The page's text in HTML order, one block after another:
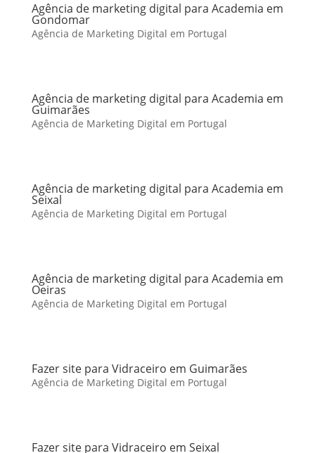
Agência de marketing digital para Academia em
Gondomar
Agência de Marketing Digital em Portugal
Agência de marketing digital para Academia em
Guimarães
Agência de Marketing Digital em Portugal
Agência de marketing digital para Academia em
Seixal
Agência de Marketing Digital em Portugal
Agência de marketing digital para Academia em
Oeiras
Agência de Marketing Digital em Portugal
Fazer site para Vidraceiro em Guimarães
Agência de Marketing Digital em Portugal
Fazer site para Vidraceiro em Seixal